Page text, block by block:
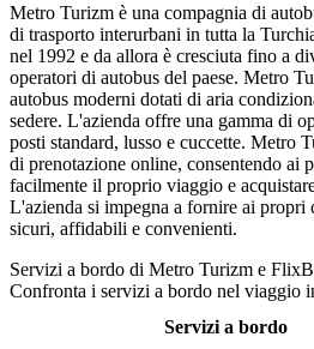
Metro Turizm è una compagnia di
di trasporto interurbani in tutta la
nel 1992 e da allora è cresciuta fino a
operatori di autobus del paese. Metro
autobus moderni dotati di aria
sedere. L'azienda offre una gamma di
posti standard, lusso e cuccette. Metro
di prenotazione online, consentendo ai
facilmente il proprio viaggio e
L'azienda si impegna a fornire ai propri
sicuri, affidabili e convenienti.
Servizi a bordo di Metro Turizm e
Confronta i servizi a bordo nel viaggio
Servizi a bordo